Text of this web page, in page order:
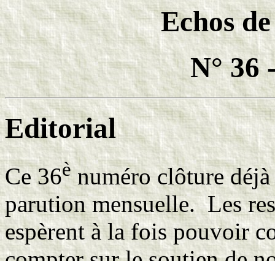
Echos
N° 36
Editorial
Ce 36ènuméro clôture déjà
parution mensuelle. Les
espèrent à la fois pouvoir